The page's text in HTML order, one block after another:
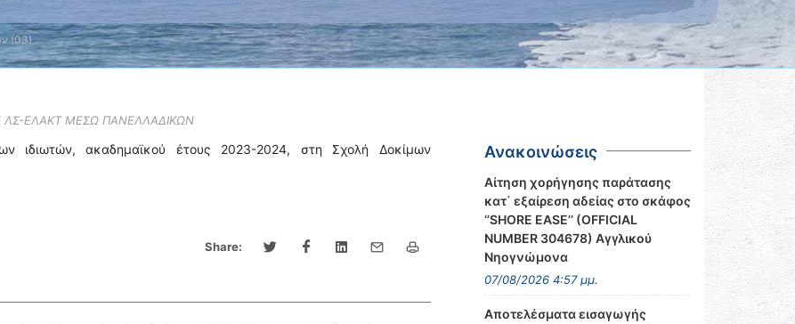
(03) …
ΛΣ-ΕΛΑΚΤ ΜΕΣΩ ΠΑΝΕΛΛΑΔΙΚΩΝ
ιδιωτών, ακαδημαϊκού έτους 2023-2024, στη Σχολή Δοκίμων
Share:
Ανακοινώσεις
Αίτηση χορήγησης παράτασης
κατ΄ εξαίρεση αδείας στο σκάφος
‘’SHORE EASE’’ (OFFICIAL
NUMBER 304678) Αγγλικού
Νηογνώμονα
07/08/2026 4:57 μμ.
Αποτελέσματα εισαγωγής